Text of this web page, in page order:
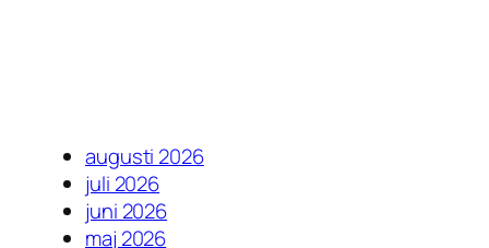
augusti 2026
juli 2026
juni 2026
maj 2026